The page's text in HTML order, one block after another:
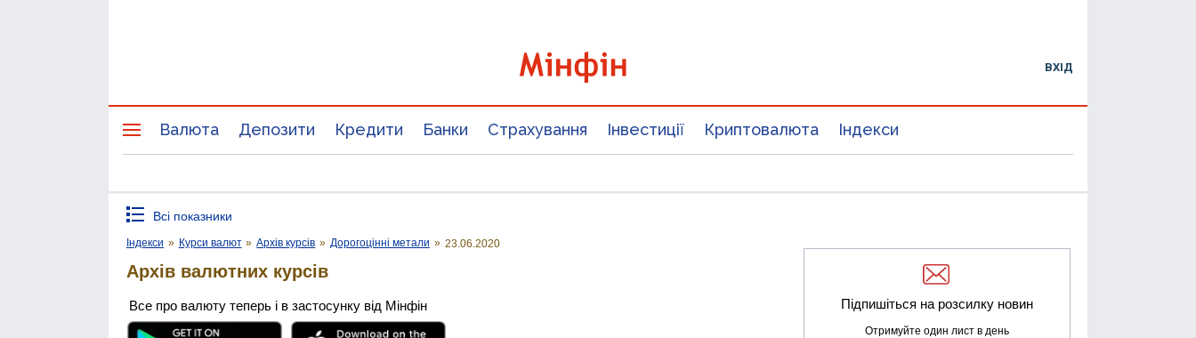
ВХІД
Валюта Депозити Кредити Банки Страхування Інвестиції Криптовалюта Індекси
Всі показники
Індекси » Курси валют » Архів курсів » Дорогоцінні метали » 23.06.2020
Архів валютних курсів
Все про валюту теперь і в застосунку від Мінфін Підпишіться на розсилку новин
Отримуйте один лист в день